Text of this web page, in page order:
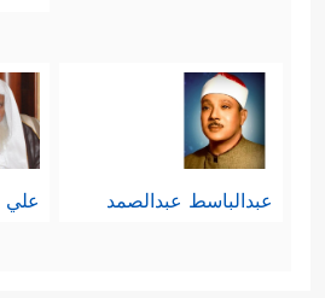
خامسًا: محاكمتهم وفق
التفصيليَّة:
عبدالباسط عبدالصمد علي